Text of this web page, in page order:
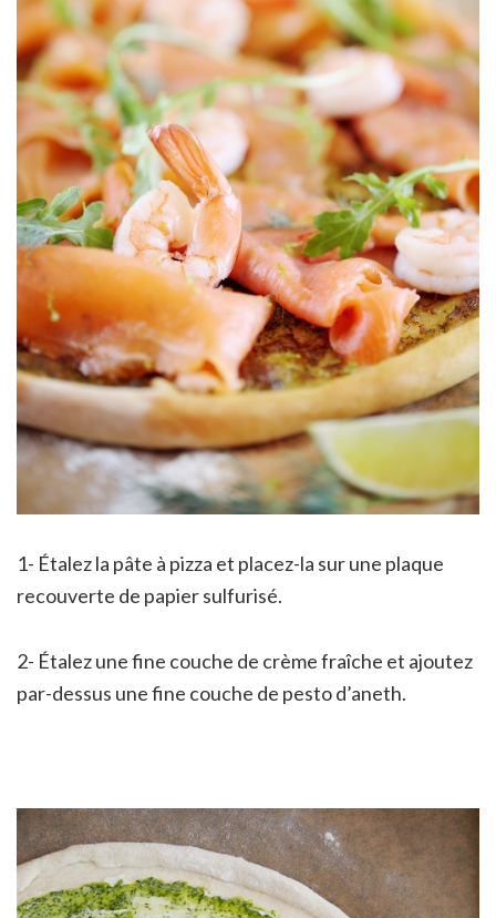
1- Étalez la pâte à pizza et placez-la sur une plaque
recouverte de papier sulfurisé.
2- Étalez une fine couche de crème fraîche et ajoutez
par-dessus une fine couche de pesto d’aneth.